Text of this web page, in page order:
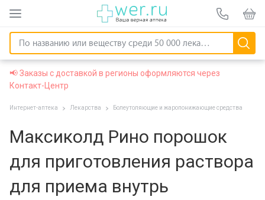
📢 Заказы с доставкой в регионы оформляются через
Контакт-Центр
Интернет-аптека Лекарства Болеутоляющие и жаропонижающие средства
Максиколд Рино порошок
для приготовления раствора
для приема внутрь